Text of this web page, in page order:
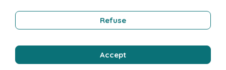
3, ago, 2026
Tempérance
Refuse
Accept